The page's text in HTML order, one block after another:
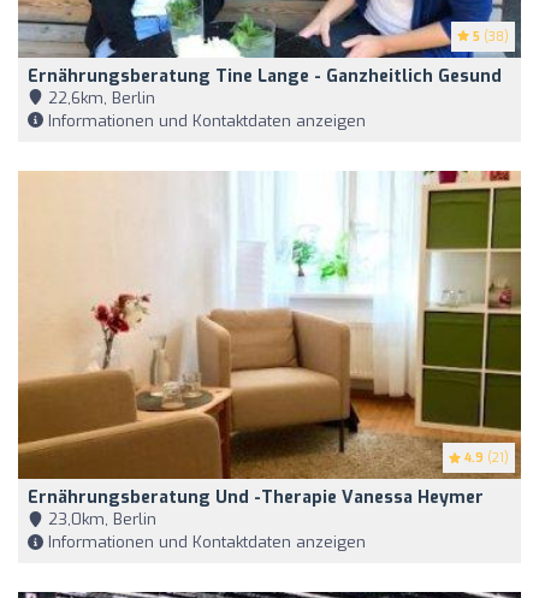
5 (38)
Ernährungsberatung Tine Lange - Ganzheitlich Gesund
22,6km, Berlin
Informationen und Kontaktdaten anzeigen
4.9 (21)
Ernährungsberatung Und -therapie Vanessa Heymer
23,0km, Berlin
Informationen und Kontaktdaten anzeigen